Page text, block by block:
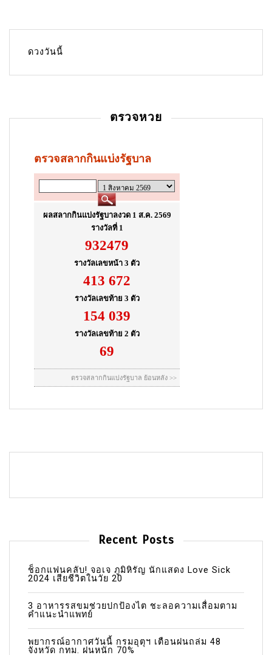
ดวงวันนี้
ตรวจหวย
Recent Posts
ช็อกแฟนคลับ! จอเจ ภูมิหิรัญ นักแสดง Love Sick
2024 เสียชีวิตในวัย 20
3 อาหารรสขมช่วยปกป้องไต ชะลอความเสื่อมตาม
คำแนะนำแพทย์
พยากรณ์อากาศวันนี้ กรมอุตุฯ เตือนฝนถล่ม 48
จังหวัด กทม. ฝนหนัก 70%